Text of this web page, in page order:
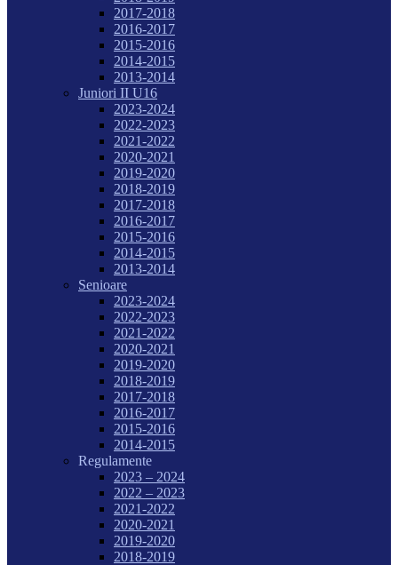
2017-2018
2016-2017
2015-2016
2014-2015
2013-2014
Juniori II U16
2023-2024
2022-2023
2021-2022
2020-2021
2019-2020
2018-2019
2017-2018
2016-2017
2015-2016
2014-2015
2013-2014
Senioare
2023-2024
2022-2023
2021-2022
2020-2021
2019-2020
2018-2019
2017-2018
2016-2017
2015-2016
2014-2015
Regulamente
2023 – 2024
2022 – 2023
2021-2022
2020-2021
2019-2020
2018-2019